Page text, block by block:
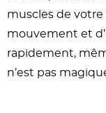
muscles de
mouvement et
rapidement,
n’est pas